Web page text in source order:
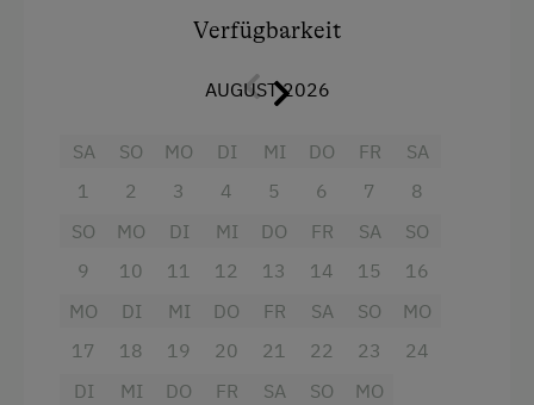
Ausstattung der Wohneinheit
Geschirrspüler
Kaffeemaschine
2 Schlafzimmer mit Doppelbetten
Badezimmer mit Dusche und WC
Entspannen nach einem aufregenden Tag
Vorraum mit Garderobe
ein schönes Wohnzimmer mit gemütlicher
Couch und TV
Ausstattung
Verfügbarkeit
AUGUST 2026
SA
1
SO
2
MO
3
DI
4
MI
5
DO
6
FR
7
SA
8
SO
9
MO
10
DI
11
MI
12
DO
13
FR
14
SA
15
SO
16
MO
17
DI
18
MI
19
DO
20
FR
21
SA
22
SO
23
MO
24
DI
MI
DO
FR
SA
SO
MO